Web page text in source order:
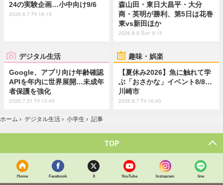
24の実験企画…小中向け9/6
2026.8.7 Fri 18:15
森山田・東日大昌平・大分
商・英明が勝利、第5日は花巻
東vs新田ほか
2026.8.9 Sun 9:15
デジタル生活
Google、アプリ向け年齢確認
APIを年内に世界展開…未成年
者保護を強化
2026.7.31 Fri 13:45
趣味・娯楽
【夏休み2026】魚に触れて学
ぶ「おさかな」イベント8/8…
川崎市
2026.8.7 Fri 10:45
ホーム › デジタル生活 › 小学生 › 記事
TOP
Home Facebook X YouTube Instagram line